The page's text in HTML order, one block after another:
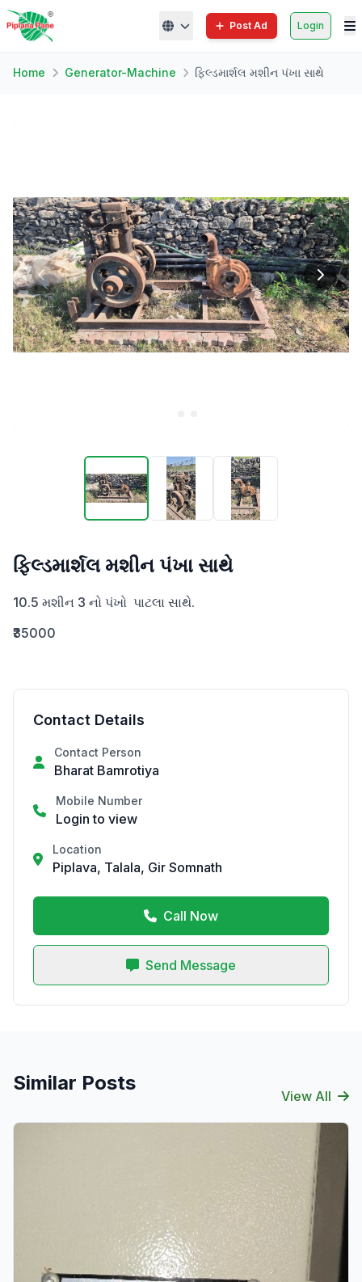
Post Ad Login
Home Generator-Machine ફિલ્ડમાર્શલ મશીન પંખા સાથે
ફિલ્ડમાર્શલ મશીન પંખા સાથે
10.5 મશીન 3 નો પંખો  પાટલા સાથે.
₹35000
Contact Details
Contact Person
Bharat Bamrotiya
Mobile Number
Login to view
Location
Piplava, Talala, Gir Somnath
Call Now
Send Message
Similar Posts
View All